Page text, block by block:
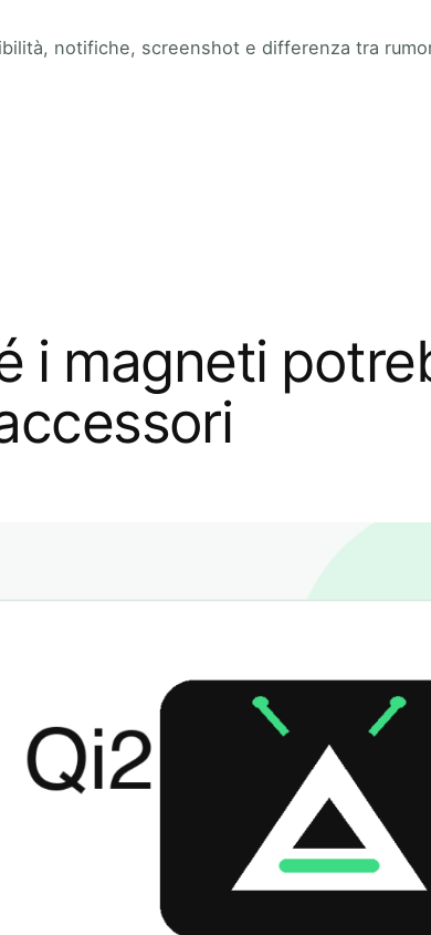
notifiche, screenshot e differenza tra
i magneti